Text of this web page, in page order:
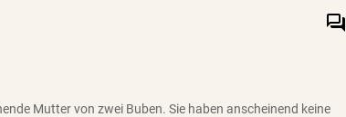
forum
Mutter von zwei Buben. Sie haben anscheinend keine